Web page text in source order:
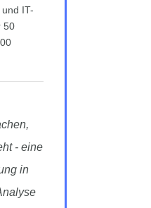
IT-
50
- eine
in